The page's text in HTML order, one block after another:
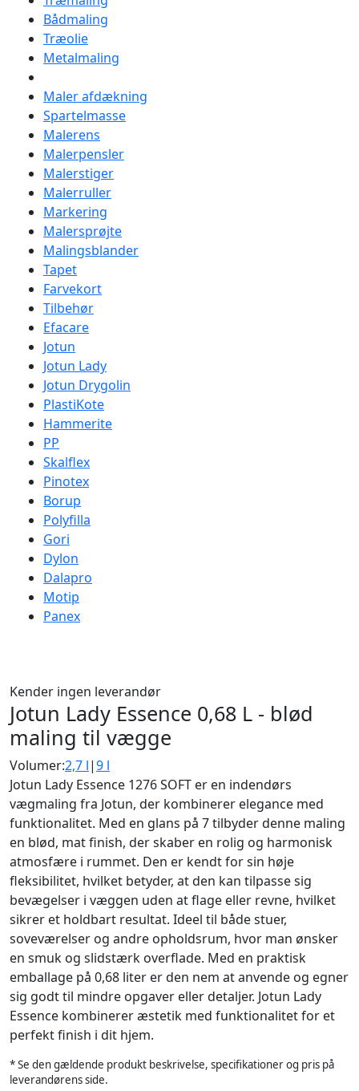
Bådmaling
Træolie
Metalmaling
Maler afdækning
Spartelmasse
Malerens
Malerpensler
Malerstiger
Malerruller
Markering
Malersprøjte
Malingsblander
Tapet
Farvekort
Tilbehør
Efacare
Jotun
Jotun Lady
Jotun Drygolin
PlastiKote
Hammerite
PP
Skalflex
Pinotex
Borup
Polyfilla
Gori
Dylon
Dalapro
Motip
Panex
Kender ingen leverandør
Jotun Lady Essence 0,68 L - blød
maling til vægge
Volumer:2,7 l|9 l
Jotun Lady Essence 1276 SOFT er en indendørs
vægmaling fra Jotun, der kombinerer elegance med
funktionalitet. Med en glans på 7 tilbyder denne maling
en blød, mat finish, der skaber en rolig og harmonisk
atmosfære i rummet. Den er kendt for sin høje
fleksibilitet, hvilket betyder, at den kan tilpasse sig
bevægelser i væggen uden at flage eller revne, hvilket
sikrer et holdbart resultat. Ideel til både stuer,
soveværelser og andre opholdsrum, hvor man ønsker
en smuk og slidstærk overflade. Med en praktisk
emballage på 0,68 liter er den nem at anvende og egner
sig godt til mindre opgaver eller detaljer. Jotun Lady
Essence kombinerer æstetik med funktionalitet for et
perfekt finish i dit hjem.
* Se den gældende produkt beskrivelse, specifikationer og pris på
leverandørens side.